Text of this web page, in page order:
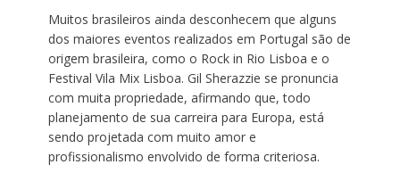
Muitos brasileiros ainda desconhecem que alguns
dos maiores eventos realizados em Portugal são de
origem brasileira, como o Rock in Rio Lisboa e o
Festival Vila Mix Lisboa. Gil Sherazzie se pronuncia
com muita propriedade, afirmando que, todo
planejamento de sua carreira para Europa, está
sendo projetada com muito amor e
profissionalismo envolvido de forma criteriosa.